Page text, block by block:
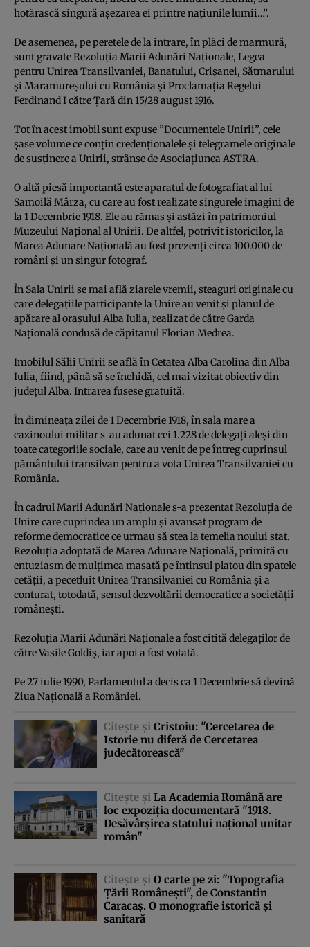
hotărască singură aşezarea ei printre naţiunile lumii…”.
De asemenea, pe peretele de la intrare, în plăci de marmură,
sunt gravate Rezoluţia Marii Adunări Naţionale, Legea
pentru Unirea Transilvaniei, Banatului, Crişanei, Sătmarului
şi Maramureşului cu România şi Proclamaţia Regelui
Ferdinand I către Ţară din 15/28 august 1916.
Tot în acest imobil sunt expuse ”Documentele Unirii”, cele
şase volume ce conţin credenţionalele şi telegramele originale
de susţinere a Unirii, strânse de Asociaţiunea ASTRA.
O altă piesă importantă este aparatul de fotografiat al lui
Samoilă Mârza, cu care au fost realizate singurele imagini de
la 1 Decembrie 1918. Ele au rămas şi astăzi în patrimoniul
Muzeului Naţional al Unirii. De altfel, potrivit istoricilor, la
Marea Adunare Naţională au fost prezenţi circa 100.000 de
români şi un singur fotograf.
În Sala Unirii se mai află ziarele vremii, steaguri originale cu
care delegaţiile participante la Unire au venit şi planul de
apărare al oraşului Alba Iulia, realizat de către Garda
Naţională condusă de căpitanul Florian Medrea.
Imobilul Sălii Unirii se află în Cetatea Alba Carolina din Alba
Iulia, fiind, până să se închidă, cel mai vizitat obiectiv din
judeţul Alba. Intrarea fusese gratuită.
În dimineaţa zilei de 1 Decembrie 1918, în sala mare a
cazinoului militar s-au adunat cei 1.228 de delegaţi aleşi din
toate categoriile sociale, care au venit de pe întreg cuprinsul
pământului transilvan pentru a vota Unirea Transilvaniei cu
România.
În cadrul Marii Adunări Naţionale s-a prezentat Rezoluţia de
Unire care cuprindea un amplu şi avansat program de
reforme democratice ce urmau să stea la temelia noului stat.
Rezoluţia adoptată de Marea Adunare Naţională, primită cu
entuziasm de mulţimea masată pe întinsul platou din spatele
cetăţii, a pecetluit Unirea Transilvaniei cu România şi a
conturat, totodată, sensul dezvoltării democratice a societăţii
româneşti.
Rezoluţia Marii Adunări Naţionale a fost citită delegaţilor de
către Vasile Goldiş, iar apoi a fost votată.
Pe 27 iulie 1990, Parlamentul a decis ca 1 Decembrie să devină
Ziua Naţională a României.
Citeşte şi Cristoiu: "Cercetarea de
Istorie nu diferă de Cercetarea
judecătorească"
Citeşte şi La Academia Română are
loc expoziţia documentară "1918.
Desăvârşirea statului naţional unitar
român"
Citeşte şi O carte pe zi: "Topografia
Ţării Româneşti", de Constantin
Caracaş. O monografie istorică şi
sanitară